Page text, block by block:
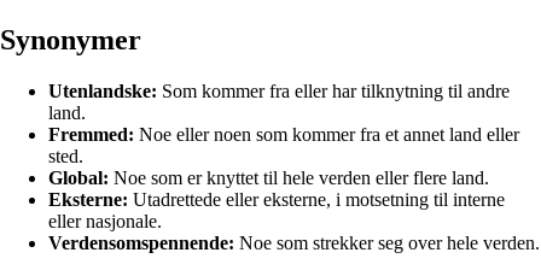
Synonymer
Utenlandske: Som kommer fra eller har tilknytning til andre
land.
Fremmed: Noe eller noen som kommer fra et annet land eller
sted.
Global: Noe som er knyttet til hele verden eller flere land.
Eksterne: Utadrettede eller eksterne, i motsetning til interne
eller nasjonale.
Verdensomspennende: Noe som strekker seg over hele verden.